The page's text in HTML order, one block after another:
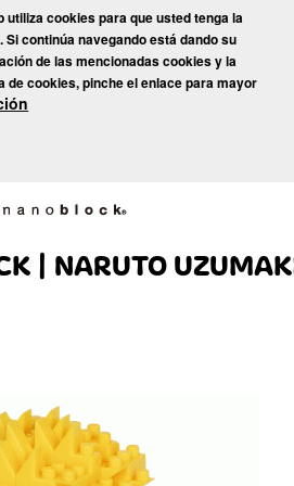
utiliza cookies para que usted tenga la
continúa navegando está dando su
de las mencionadas cookies y la
de cookies, pinche el enlace para mayor
» NANOBLOCK | NARUTO
| NARUTO